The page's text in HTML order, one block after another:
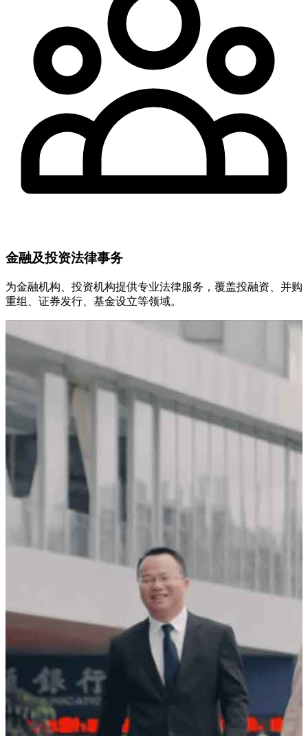
金融及投资法律事务
为金融机构、投资机构提供专业法律服务，覆盖投融资、并购
重组、证券发行、基金设立等领域。